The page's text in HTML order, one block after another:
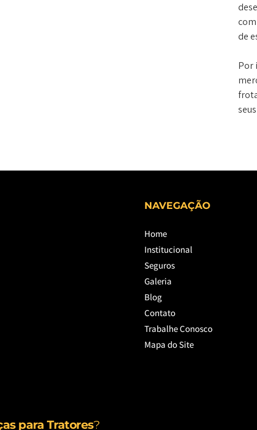
de
Por
para Tratores?
NAVEGAÇÃO
Home
Institucional
Seguros
Galeria
Blog
Contato
Trabalhe Conosco
Mapa do Site